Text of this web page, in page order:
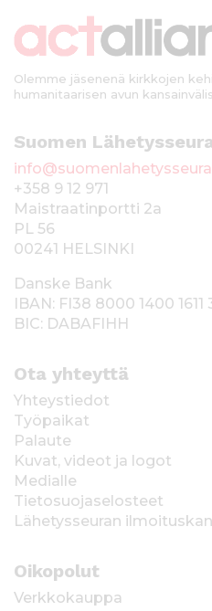
Olemme jäsenenä kirkkojen
humanitaarisen avun
Suomen
+358 9 12 971
Maistraatinportti 2a
PL 56
00241 HELSINKI
Danske Bank
IBAN: FI38 8000 1400 1611
BIC: DABAFIHH
Ota yhteyttä
Yhteystiedot
Työpaikat
Palaute
Kuvat, videot ja logot
Medialle
Tietosuojaselosteet
Lähetysseuran
Oikopolut
Verkkokauppa